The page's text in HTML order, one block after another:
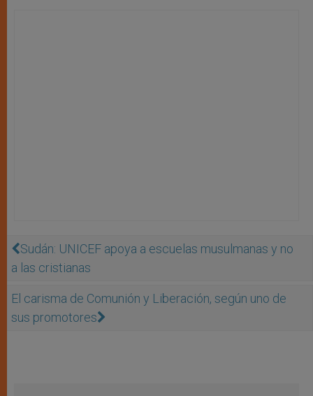
Sudán: UNICEF apoya a escuelas musulmanas y no
a las cristianas
El carisma de Comunión y Liberación, según uno de
sus promotores